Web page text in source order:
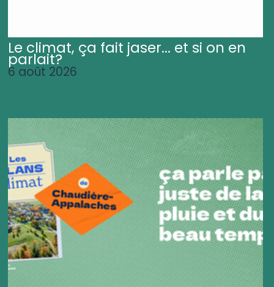
Le climat, ça fait jaser... et si on en
parlait?
6 août 2026